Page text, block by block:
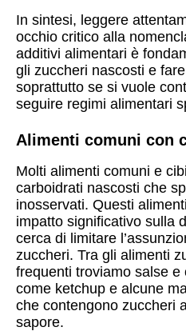
In sintesi, leggere
occhio critico alla
additivi alimentari è
gli zuccheri nascosti e
soprattutto se si vuole
seguire regimi alimentari
Alimenti comuni con
Molti alimenti comuni e
carboidrati nascosti che
inosservati. Questi
impatto significativo sulla
cerca di limitare
zuccheri. Tra gli alimenti
frequenti troviamo salse
come ketchup e alcune
che contengono zuccheri
sapore.